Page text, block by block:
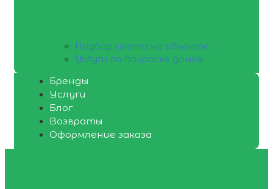
Подбор цвета на объекте
Услуги по покраске домов
Бренды
Услуги
Блог
Возвраты
Оформление заказа